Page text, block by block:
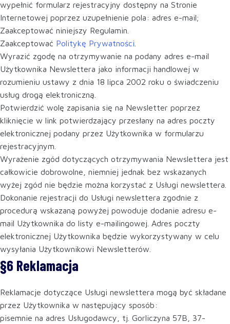
wypełnić formularz rejestracyjny dostępny na Stronie
Internetowej poprzez uzupełnienie pola: adres e-mail;
Zaakceptować niniejszy Regulamin.
Zaakceptować Politykę Prywatności
Wyrazić zgodę na otrzymywanie na podany adres e-mail
Użytkownika Newslettera jako informacji handlowej w
rozumieniu ustawy z dnia 18 lipca 2002 roku o świadczeniu
usług drogą elektroniczną.
Potwierdzić wolę zapisania się na Newsletter poprzez
kliknięcie w link potwierdzający przesłany na adres poczty
elektronicznej podany przez Użytkownika w formularzu
rejestracyjnym.
Wyrażenie zgód dotyczących otrzymywania Newslettera jest
całkowicie dobrowolne, niemniej jednak bez wskazanych
wyżej zgód nie będzie można korzystać z Usługi newslettera.
Dokonanie rejestracji do Usługi newslettera zgodnie z
procedurą wskazaną powyżej powoduje dodanie adresu e-
mail Użytkownika do listy e-mailingowej. Adres poczty
elektronicznej Użytkownika będzie wykorzystywany w celu
wysyłania Użytkownikowi Newsletterów.
§6 Reklamacja
Reklamacje dotyczące Usługi newslettera mogą być składane
przez Użytkownika w następujący sposób:
pisemnie na adres Usługodawcy, tj. Gorliczyna 57B, 37-